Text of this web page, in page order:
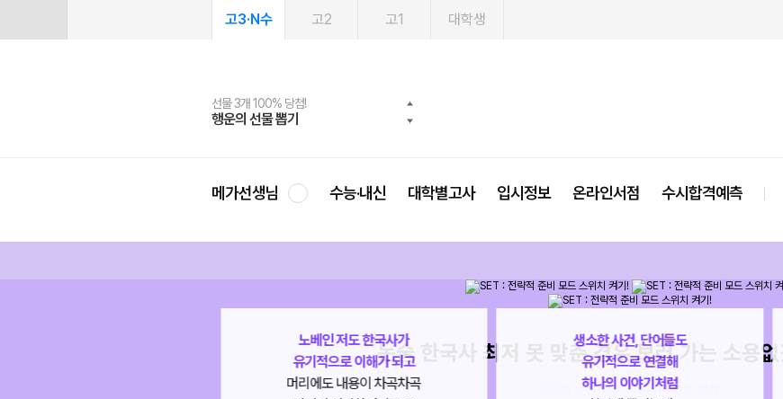
고3·N수 고2 고1 대학생
선물 3개 100% 당첨!
행운의 선물 뽑기
선물 100% 증정!
메가스터디 X 올리브
여름방학 스터디 캐시백
메가런 썸머스쿨
2027 러셀 단과
강사 공개선발
스마트러닝앱
설문 EVENT
메가패스
3일 무료 체험권
메가패스 수강생 무료혜택!
메가클럽 멤버십
사회공헌 캠페인
희망이룸 메가나눔
메가선생님 수능·내신 대학별고사 입시정보 온라인서점 수시합격예측
1차 붙고 한국사 하나 때문에 못 가게 되었네
한국사 5등급 패널티 많이 큼? 이거 땜에 잠
논술 한국사 최저 못 맞춘 경우 보러 가는 소용
1차 붙고 한국사 하나 때문에 못 가게 되었
한국사 5등급 패널티 많이 큼? 이거 땜에 잠
- 2026 수능 직후 커뮤니티 반응 발췌 -
생소한 사건, 단어들도
유기적으로 연결해
하나의 이야기처럼
이왕 절대평가 과목인 한국사!!
재미있게 공부하고 싶다구요?
드라마 정주행하듯 가볍게